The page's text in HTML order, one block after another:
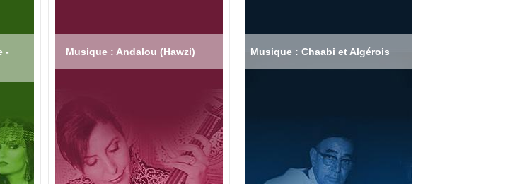
-
Musique : Andalou (Hawzi) Musique : Chaabi et Algérois